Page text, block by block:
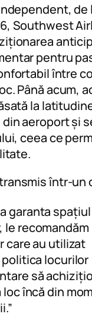
, de
Southwest
pentru
între
Până acum,
la
aeroport și
ceea ce
într-un
garanta spațiul
le recomandăm
care au utilizat
locurilor
să
loc încă din